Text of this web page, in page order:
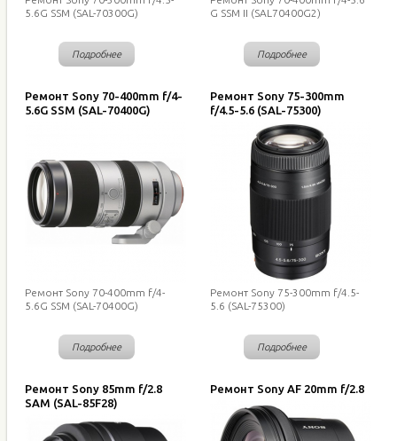
5.6G SSM (SAL-70300G)
Подробнее
G SSM II (SAL70400G2)
Подробнее
Ремонт Sony 70-400mm f/4-
5.6G SSM (SAL-70400G)
Ремонт Sony 70-400mm f/4-
5.6G SSM (SAL-70400G)
Подробнее
Ремонт Sony 75-300mm
f/4.5-5.6 (SAL-75300)
Ремонт Sony 75-300mm f/4.5-
5.6 (SAL-75300)
Подробнее
Ремонт Sony 85mm f/2.8
SAM (SAL-85F28)
Ремонт Sony AF 20mm f/2.8